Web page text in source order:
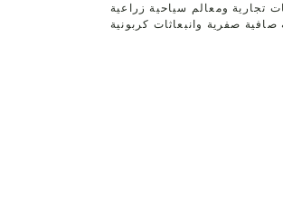
ومعالم سياحية زراعية